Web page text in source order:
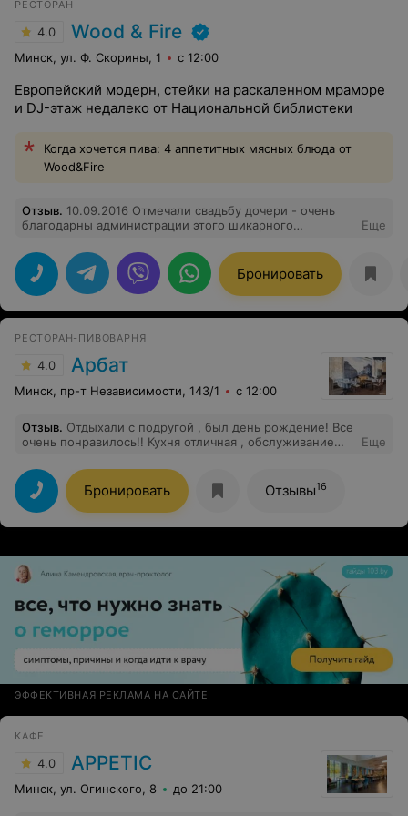
РЕСТОРАН
4.0 Wood & Fire
Минск, ул. Ф. Скорины, 1 с 12:00
Европейский модерн, стейки на раскаленном мраморе
и DJ-этаж недалеко от Национальной библиотеки
Когда хочется пива: 4 аппетитных мясных блюда от
Wood&Fire
Отзыв. 10.09.2016 Отмечали свадьбу дочери - очень
благодарны администрации этого шикарного
(есть опыт, простите за нескромность). Особое
спасибо Алене - обслуживающей наш банкетный зал,
такое впечатление что она читали наши мысли -
получалось очень своевременно, ненавязчиво и
незаметно для гостей: смена блюд, уборка пустой
тёплый приём всем сотрудникам этого прекрасного
заведения!!!!
Еще
Бронировать
РЕСТОРАН-ПИВОВАРНЯ
4.0 Арбат
Минск, пр-т Независимости, 143/1 с 12:00
Отзыв. Отдыхали с подругой , был день рождение! Все
очень понравилось!! Кухня отличная , обслуживание
отметить отличную работу официанта Дианы!!!
Еще
Бронировать Отзывы16
ЭФФЕКТИВНАЯ РЕКЛАМА НА САЙТЕ
КАФЕ
4.0 APPETIC
Минск, ул. Огинского, 8 до 21:00